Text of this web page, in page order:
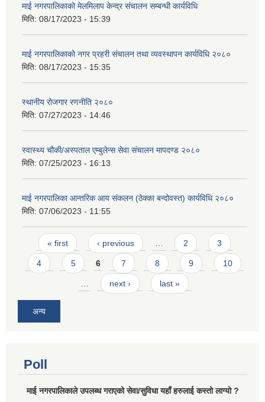
माई नगरपालिकाको मेलमिलाप केन्द्र संचालन सम्बन्धी कार्यविधि
मिति: 08/17/2023 - 15:39
माई नगरपालिकाको नगर प्रहरी संचालन तथा व्यवस्थापन कार्यविधि २०८०
मिति: 08/17/2023 - 15:35
स्थानीय रोजगार रणनीति २०८०
मिति: 07/27/2023 - 14:46
स्वास्थ्य चौकी/अस्पताल एम्बुलेन्स सेवा संचालन मापदण्ड २०८०
मिति: 07/25/2023 - 16:13
माई नगरपालिका आन्तरिक आय संकलन (ठेक्का बन्दोवस्त) कार्यविधि २०८०
मिति: 07/06/2023 - 11:55
Pages
« first ‹ previous … 2 3
4 5 6 7 8 9 10
… next › last »
अन्य
Poll
माई नगरपालिकाले उपलब्ध गराएको सेवा/सुविधा यहाँ हरुलाई कस्तो लाग्यो ?